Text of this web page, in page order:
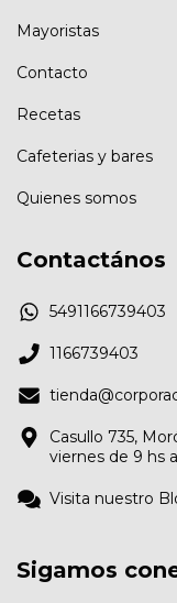
Mayoristas
Contacto
Recetas
Cafeterias y bares
Quienes somos
Contactános
5491166739403
1166739403
Casullo 735,
viernes de 9 hs
Visita nuestro
Sigamos